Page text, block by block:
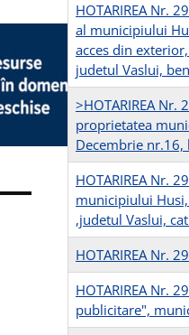
HOTARIREA Nr.
al municipiului
acces din
judetul Vaslui,
>HOTARIREA
proprietatea
Decembrie nr.16,
HOTARIREA Nr.
municipiului
,judetul Vaslui,
HOTARIREA Nr.
HOTARIREA Nr.
publicitare",